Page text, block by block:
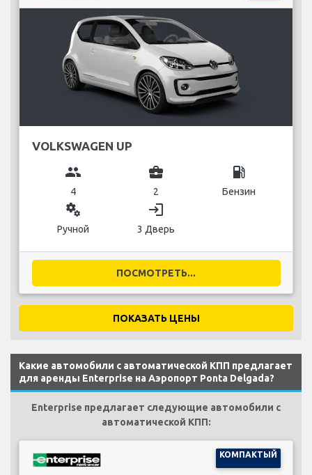
VOLKSWAGEN UP
group
4
business_center
2
local_gas_station
Бензин
miscellaneous_services
Ручной
login
3 Дверь
ПОСМОТРЕТЬ...
ПОКАЗАТЬ ЦЕНЫ
Какие автомобили с автоматической КПП предлагает
для аренды Enterprise на Аэропорт Ponta Delgada?
Enterprise предлагает следующие автомобили с
автоматической КПП:
КОМПАКТЫЙ